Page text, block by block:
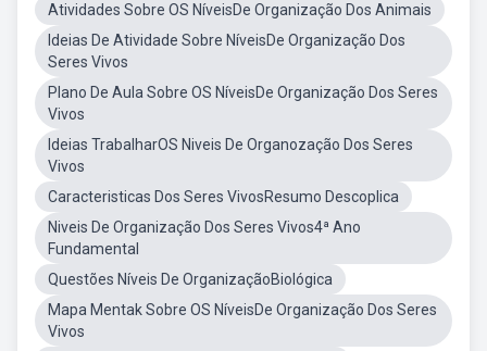
Atividades Sobre OS NíveisDe Organização Dos Animais
Ideias De Atividade Sobre NíveisDe Organização Dos
Seres Vivos
Plano De Aula Sobre OS NíveisDe Organização Dos Seres
Vivos
Ideias TrabalharOS Niveis De Organozação Dos Seres
Vivos
Caracteristicas Dos Seres VivosResumo Descoplica
Niveis De Organização Dos Seres Vivos4ª Ano
Fundamental
Questões Níveis De OrganizaçãoBiológica
Mapa Mentak Sobre OS NíveisDe Organização Dos Seres
Vivos